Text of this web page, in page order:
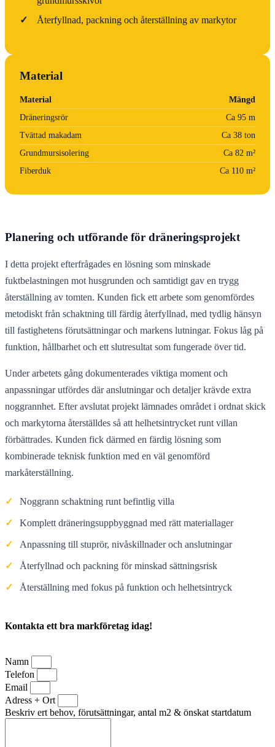
✓
Återfyllnad, packning och återställning av markytor
Material
Material
Mängd
Dräneringsrör
Ca 95 m
Tvättad makadam
Ca 38 ton
Grundmursisolering
Ca 82 m²
Fiberduk
Ca 110 m²
Planering och utförande för dräneringsprojekt
I detta projekt efterfrågades en lösning som minskade
fuktbelastningen mot husgrunden och samtidigt gav en trygg
återställning av tomten. Kunden fick ett arbete som genomfördes
metodiskt från schaktning till färdig återfyllnad, med tydlig hänsyn
till fastighetens förutsättningar och markens lutningar. Fokus låg på
funktion, hållbarhet och ett slutresultat som fungerade över tid.
Under arbetets gång dokumenterades viktiga moment och
anpassningar utfördes där anslutningar och detaljer krävde extra
noggrannhet. Efter avslutat projekt lämnades området i ordnat skick
och markytorna återställdes så att helhetsintrycket runt villan
förbättrades. Kunden fick därmed en färdig lösning som
kombinerade teknisk funktion med en väl genomförd
markåterställning.
✓ Noggrann schaktning runt befintlig villa
✓ Komplett dräneringsuppbyggnad med rätt materiallager
✓ Anpassning till stuprör, nivåskillnader och anslutningar
✓ Återfyllnad och packning för minskad sättningsrisk
✓ Återställning med fokus på funktion och helhetsintryck
Kontakta ett bra markföretag idag!
Namn
Telefon
Email
Adress + Ort
Beskriv ert behov, förutsättningar, antal m2 & önskat startdatum